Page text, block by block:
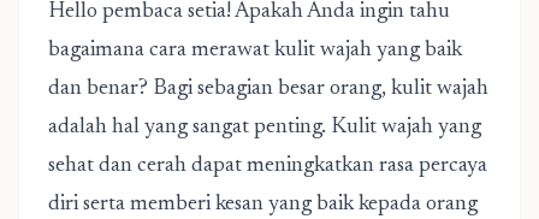
Hello pembaca setia! Apakah Anda ingin tahu
bagaimana cara merawat kulit wajah yang baik
dan benar? Bagi sebagian besar orang, kulit wajah
adalah hal yang sangat penting. Kulit wajah yang
sehat dan cerah dapat meningkatkan rasa percaya
diri serta memberi kesan yang baik kepada orang